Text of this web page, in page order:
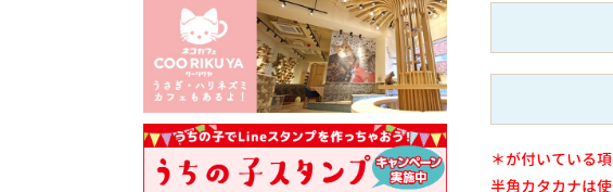
＊が付いている
半角カタカナは